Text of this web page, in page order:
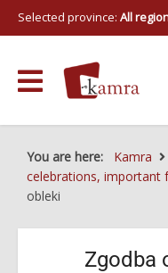
Selected province: All
You are here: Kamra
celebrations, important
obleki
Zgodba